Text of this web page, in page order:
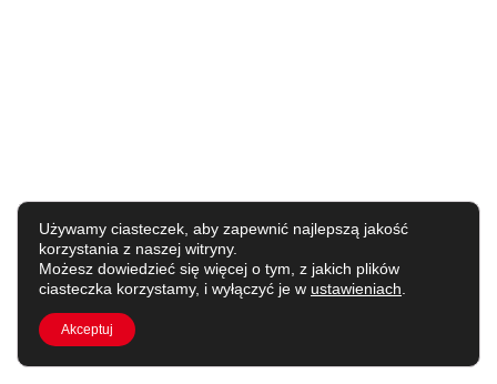
Używamy ciasteczek, aby zapewnić najlepszą jakość
korzystania z naszej witryny.
Możesz dowiedzieć się więcej o tym, z jakich plików
ciasteczka korzystamy, i wyłączyć je w ustawieniach
Akceptuj